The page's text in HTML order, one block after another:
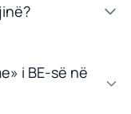
i BE-së në